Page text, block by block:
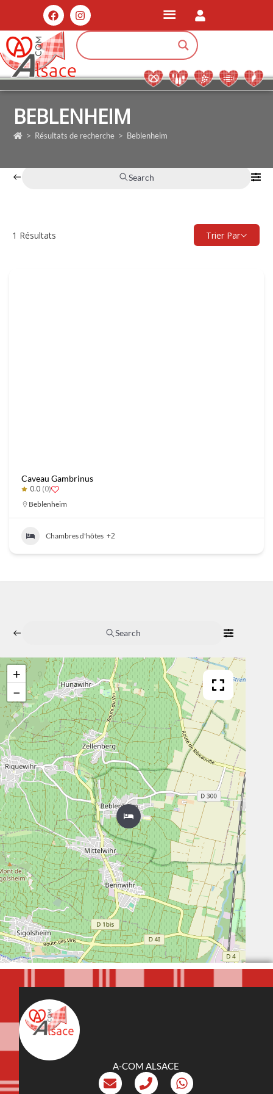
BEBLENHEIM
> Résultats de recherche > Beblenheim
Search
1 Résultats Trier Par
Caveau Gambrinus
0.0 (0)
Beblenheim
Chambres d'hôtes +2
Search
+
−
A-COM ALSACE